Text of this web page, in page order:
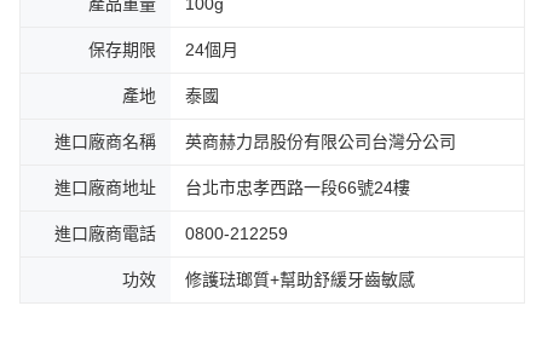
保存期限 24個月
產地 泰國
進口廠商名稱 英商赫⼒昂股份有限公司台灣分公司
進口廠商地址 台北市忠孝西路⼀段66號24樓
進口廠商電話 0800-212259
功效 修護琺瑯質+幫助舒緩牙齒敏感